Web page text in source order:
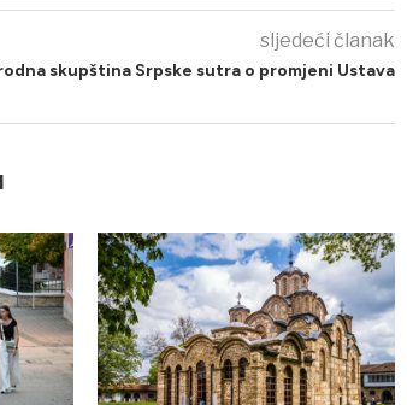
sljedeći članak
skupština Srpske sutra o promjeni Ustava